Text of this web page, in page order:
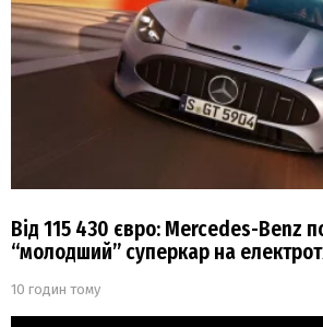
Від 115 430 євро: Mercedes-Benz
“молодший” суперкар на
10 годин тому